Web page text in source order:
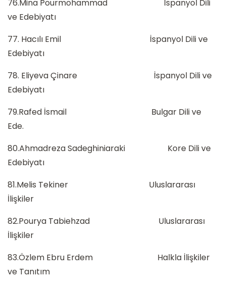
76.Mina Pourmohammad İspanyol Dili
ve Edebiyatı
77. Hacılı Emil İspanyol Dili ve
Edebiyatı
78. Eliyeva Çinare İspanyol Dili ve
Edebiyatı
79.Rafed İsmail Bulgar Dili ve
Ede.
80.Ahmadreza Sadeghiniaraki Kore Dili ve
Edebiyatı
81.Melis Tekiner Uluslararası
İlişkiler
82.Pourya Tabiehzad Uluslararası
İlişkiler
83.Özlem Ebru Erdem Halkla İlişkiler
ve Tanıtım